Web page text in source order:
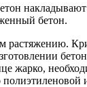
бетон.
жарко,